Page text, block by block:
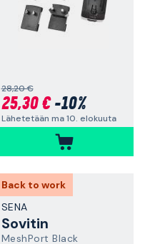
28,20 €
25,30 €-10%
Lähetetään ma 10. elokuuta
Back to work
SENA
Sovitin
MeshPort Black